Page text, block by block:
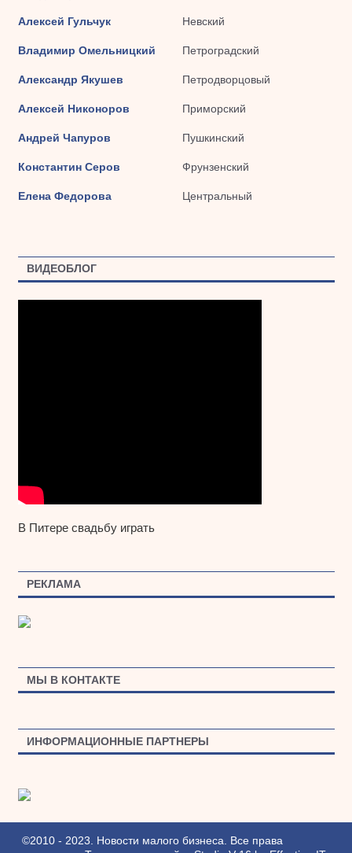
Алексей Гульчук Невский
Владимир Омельницкий Петроградский
Александр Якушев Петродворцовый
Алексей Никоноров Приморский
Андрей Чапуров Пушкинский
Константин Серов Фрунзенский
Елена Федорова Центральный
ВИДЕОБЛОГ
В Питере свадьбу играть
РЕКЛАМА
МЫ В КОНТАКТЕ
ИНФОРМАЦИОННЫЕ ПАРТНЕРЫ
©2010 - 2023. Новости малого бизнеса. Все права